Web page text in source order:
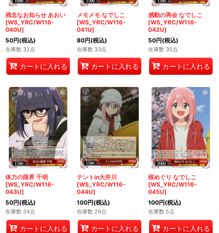
残念なお知らせ あおい
[WS_YRC/W116-
040U]
50円(税込)
在庫数 32点
カートに入れる
メモメモ なでしこ
[WS_YRC/W116-
041U]
80円(税込)
在庫数 33点
カートに入れる
感動の再会 なでしこ
[WS_YRC/W116-
042U]
50円(税込)
在庫数 35点
カートに入れる
体力の限界 千明
[WS_YRC/W116-
043U]
50円(税込)
在庫数 34点
カートに入れる
テントin大井川
[WS_YRC/W116-
044U]
100円(税込)
在庫数 29点
カートに入れる
桜めぐり なでしこ
[WS_YRC/W116-
045U]
100円(税込)
在庫数 5点
カートに入れる